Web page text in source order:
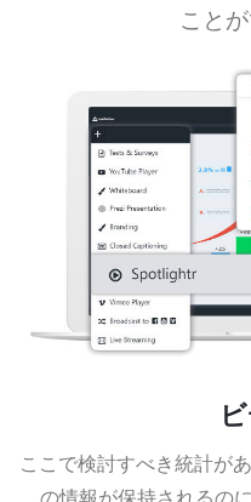
ことが
ここで検討すべき統計が